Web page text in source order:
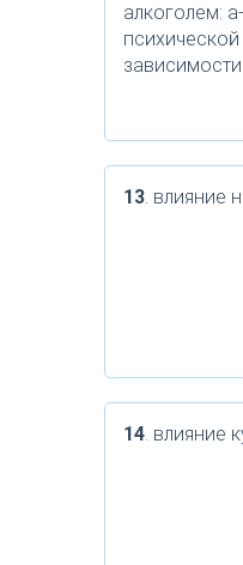
алкоголем:
зависимости
13. влияние
14. влияние